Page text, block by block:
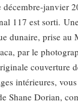
décembre-janvier
117 est sorti.
dunaire, prise au
par le
couverture
intérieures,
Shane Dorian,